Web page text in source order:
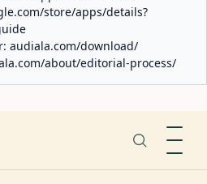
store/apps/details?
audiala.com/download/
about/editorial-process/